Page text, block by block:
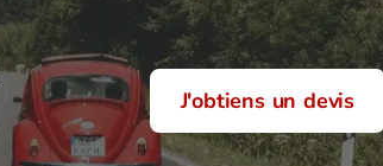
J'obtiens un devis